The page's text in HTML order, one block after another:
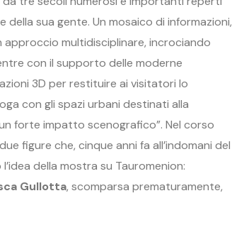
sua gente. Un mosaico di informazioni,
multidisciplinare, incrociando
con il supporto delle moderne
3D per restituire ai visitatori lo
con gli spazi urbani destinati alla
forte impatto scenografico”. Nel corso
figure che, cinque anni fa all’indomani del
della mostra su Tauromenion:
Gullotta, scomparsa prematuramente,